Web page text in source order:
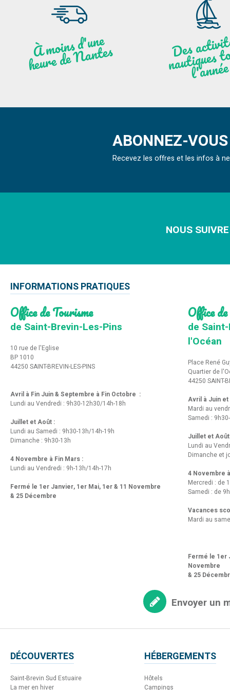
À
moi
ns
d'u
ne
heu
re
de
N
a
ntes quesnée
ABONNEZ-
Recevez les offres et les infos à
NOUS
INFORMATIONS PRATIQUES
Office de Tourisme
de Saint-Brevin-Les-Pins
10 rue de l'Eglise
BP 1010
44250 SAINT-BREVIN-LES-PINS
Avril à Fin Juin & Septembre à Fin Octobre :
Lundi au Vendredi : 9h30-12h30/14h-18h
Juillet et Août :
Lundi au Samedi : 9h30-13h/14h-19h
Dimanche : 9h30-13h
4 Novembre à Fin Mars :
Lundi au Vendredi : 9h-13h/14h-17h
Fermé le 1er Janvier, 1er Mai, 1er & 11 Novembre
& 25 Décembre
Office
de
l'Océan
Place René
Quartier de
44250 SAINT-
Avril à Juin
Mardi au
Samedi :
Juillet et
Lundi au
Dimanche et
4 Novembre
Mercredi : de
Samedi : de
Vacances
Mardi au
Fermé le 1er
Novembre
& 25
Envoyer un
DÉCOUVERTES
Saint-Brevin Sud Estuaire
La mer en hiver
HÉBERGEMENTS
Hôtels
Campings